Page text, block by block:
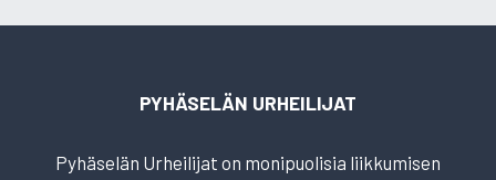
PYHÄSELÄN URHEILIJAT
Pyhäselän Urheilijat on monipuolisia liikkumisen